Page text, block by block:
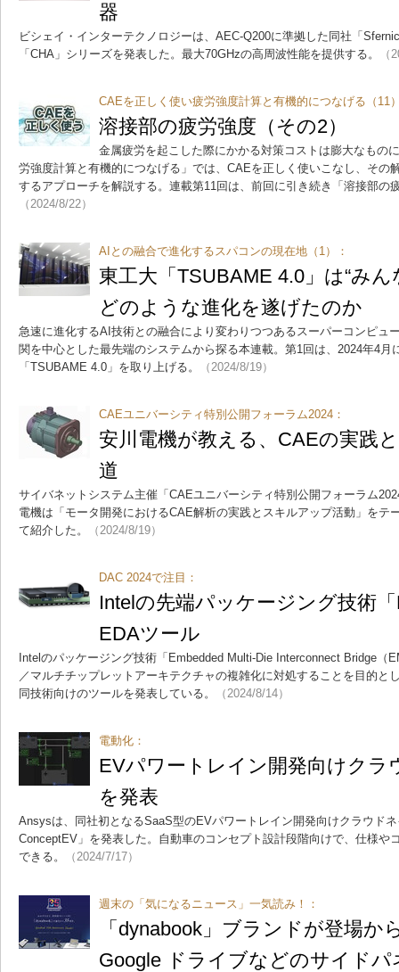
器
ビシェイ・インターテクノロジーは、AEC-Q200に準拠した同社「
「CHA」シリーズを発表した。最大70GHzの高周波性能を提供する。
（
CAEを正しく使い疲労強度計算と有機的につなげる（11
溶接部の疲労強度（その2）
金属疲労を起こした際にかかる対策コストは膨大なもの
労強度計算と有機的につなげる」では、CAEを正しく使いこなし、その
するアプローチを解説する。連載第11回は、前回に引き続き「溶接部の
（2024/8/22）
AIとの融合で進化するスパコンの現在地（1）：
東工大「TSUBAME 4.0」は“み
どのような進化を遂げたのか
急速に進化するAI技術との融合により変わりつつあるスーパーコンピュ
関を中心とした最先端のシステムから探る本連載。第1回は、2024年4月
「TSUBAME 4.0」を取り上げる。
（2024/8/19）
CAEユニバーシティ特別公開フォーラム2024：
安川電機が教える、CAEの実践
道
サイバネットシステム主催「CAEユニバーシティ特別公開フォーラム
電機は「モータ開発におけるCAE解析の実践とスキルアップ活動」をテ
て紹介した。
（2024/8/19）
DAC 2024で注目：
Intelの先端パッケージング技術
EDAツール
Intelのパッケージング技術「Embedded Multi-Die Interconnect Bridge（
／マルチチップレットアーキテクチャの複雑化に対処することを目的と
同技術向けのツールを発表している。
（2024/8/14）
電動化：
EVパワートレイン開発向けクラ
を発表
Ansysは、同社初となるSaaS型のEVパワートレイン開発向けクラウド
ConceptEV」を発表した。自動車のコンセプト設計段階向けで、仕様や
できる。
（2024/7/17）
週末の「気になるニュース」一気読み！：
「dynabook」ブランドが登場か
Google ドライブなどのサイドパ